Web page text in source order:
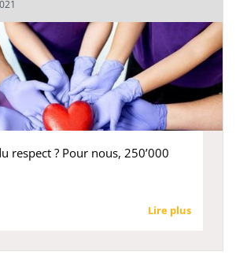
respect ? Pour nous, 250’000
Lire plus